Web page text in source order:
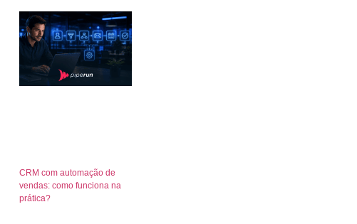
CRM com automação de
vendas: como funciona na
prática?